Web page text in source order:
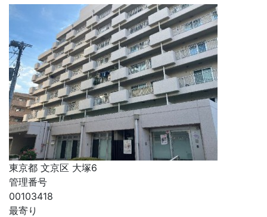
東京都 文京区 大塚6
管理番号
00103418
最寄り